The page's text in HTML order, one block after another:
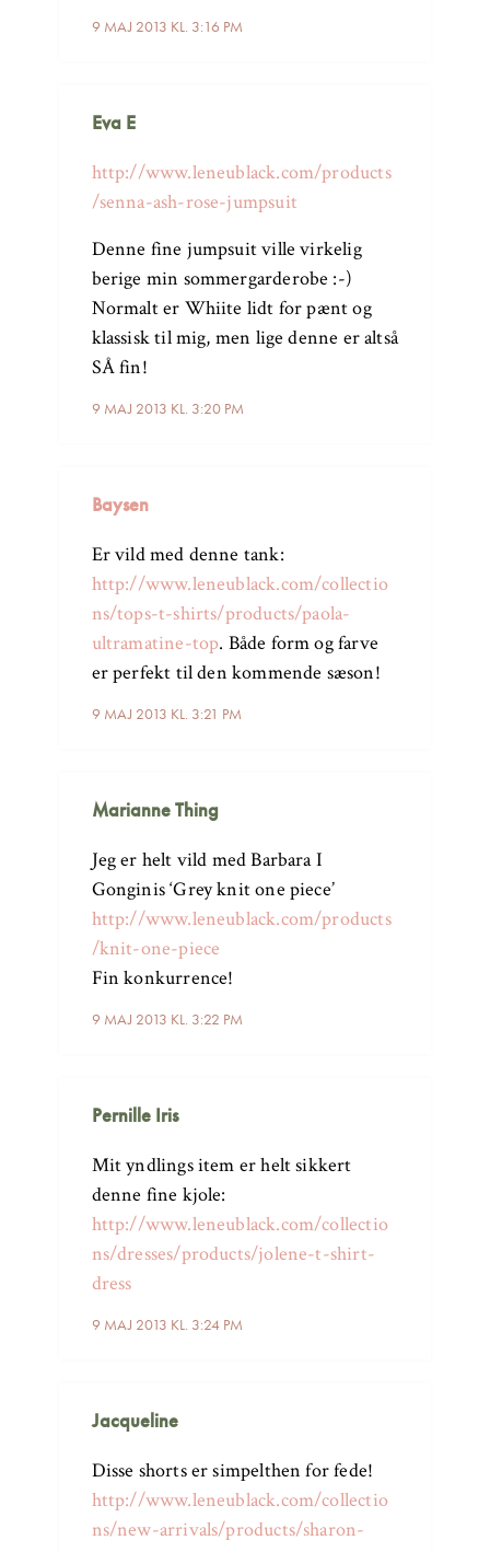
9 MAJ 2013 KL. 3:16 PM
Eva E
9 MAJ 2013 KL. 3:20 PM
http://www.leneublack.com/products
/senna-ash-rose-jumpsuit
Denne fine jumpsuit ville virkelig
berige min sommergarderobe :-)
Normalt er Whiite lidt for pænt og
klassisk til mig, men lige denne er altså
SÅ fin!
Baysen
9 MAJ 2013 KL. 3:21 PM
Er vild med denne tank:
http://www.leneublack.com/collectio
ns/tops-t-shirts/products/paola-
ultramatine-top. Både form og farve
er perfekt til den kommende sæson!
Marianne Thing
9 MAJ 2013 KL. 3:22 PM
Jeg er helt vild med Barbara I
Gonginis ‘Grey knit one piece’
http://www.leneublack.com/products
/knit-one-piece
Fin konkurrence!
Pernille Iris
9 MAJ 2013 KL. 3:24 PM
Mit yndlings item er helt sikkert
denne fine kjole:
http://www.leneublack.com/collectio
ns/dresses/products/jolene-t-shirt-
dress
Jacqueline
Disse shorts er simpelthen for fede!
http://www.leneublack.com/collectio
ns/new-arrivals/products/sharon-